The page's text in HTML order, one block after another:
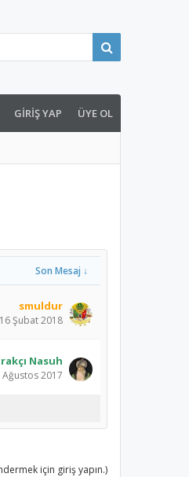
GIRIŞ YAP ÜYE OL
Son Mesaj ↓
smuldur
16 Şubat 2018
Nasuh
Ağustos 2017
için giriş yapın.)